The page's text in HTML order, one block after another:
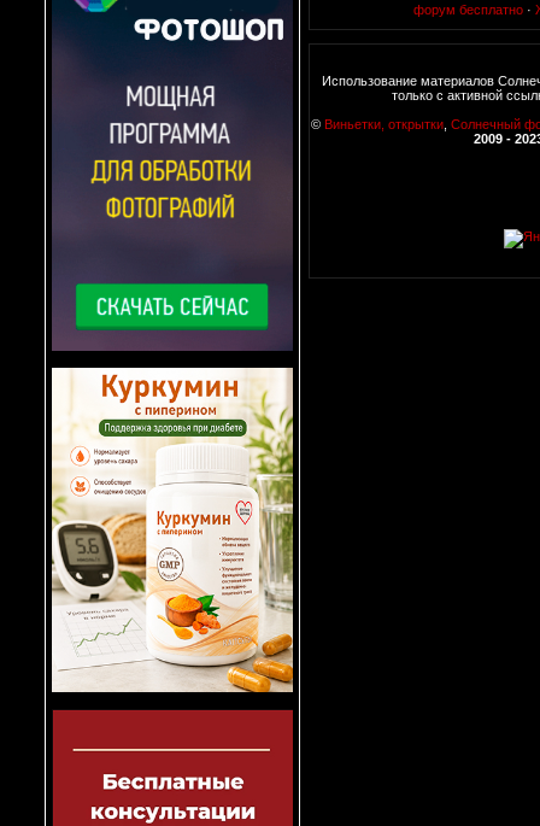
форум бесплатно ·
Использование материалов
только с активной
© Виньетки, открытки, Солнечный
2009 -